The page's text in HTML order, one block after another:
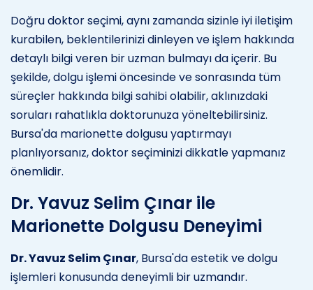
Doğru doktor seçimi, aynı zamanda sizinle iyi iletişim
kurabilen, beklentilerinizi dinleyen ve işlem hakkında
detaylı bilgi veren bir uzman bulmayı da içerir. Bu
şekilde, dolgu işlemi öncesinde ve sonrasında tüm
süreçler hakkında bilgi sahibi olabilir, aklınızdaki
soruları rahatlıkla doktorunuza yöneltebilirsiniz.
Bursa'da marionette dolgusu yaptırmayı
planlıyorsanız, doktor seçiminizi dikkatle yapmanız
önemlidir.
Dr. Yavuz Selim Çınar ile
Marionette Dolgusu Deneyimi
Dr. Yavuz Selim Çınar, Bursa'da estetik ve dolgu
işlemleri konusunda deneyimli bir uzmandır.